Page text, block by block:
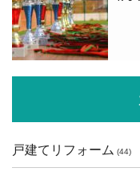
戸建てリフォーム (44)